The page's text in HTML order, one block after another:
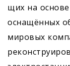
щих на
оснащённых
мировых